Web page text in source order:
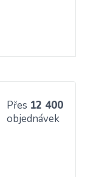
Přes 12 400
objednávek